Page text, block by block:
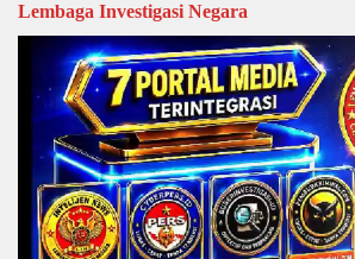
Lembaga Investigasi Negara
Video
Player